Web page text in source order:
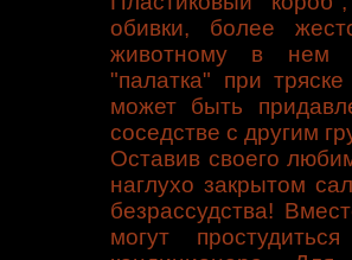
обивки, более
животному в нем
"палатка" при
может быть
соседстве с другим
Оставив своего
наглухо закрытом
безрассудства!
могут